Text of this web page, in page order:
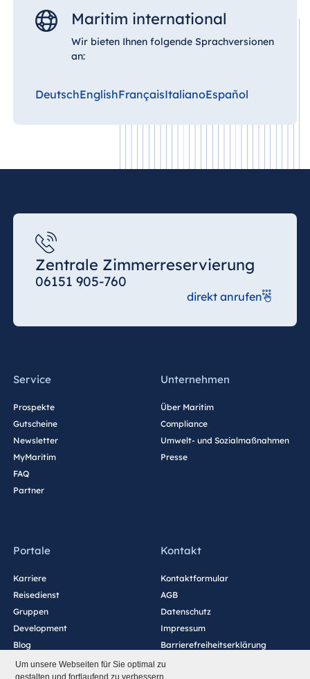
Um unsere Webseiten für Sie optimal zu
gestalten und fortlaufend zu verbessern
Maritim international
Wir bieten Ihnen folgende Sprachversionen
an:
DeutschEnglishFrançaisItalianoEspañol
Zentrale Zimmerreservierung
06151 905-760
direkt anrufen
Service
Prospekte
Gutscheine
Newsletter
MyMaritim
FAQ
Partner
Unternehmen
Über Maritim
Compliance
Umwelt- und Sozialmaßnahmen
Presse
Portale
Karriere
Reisedienst
Gruppen
Development
Blog
Kontakt
Kontaktformular
AGB
Datenschutz
Impressum
Barrierefreiheitserklärung
Cookie-Einstellungen